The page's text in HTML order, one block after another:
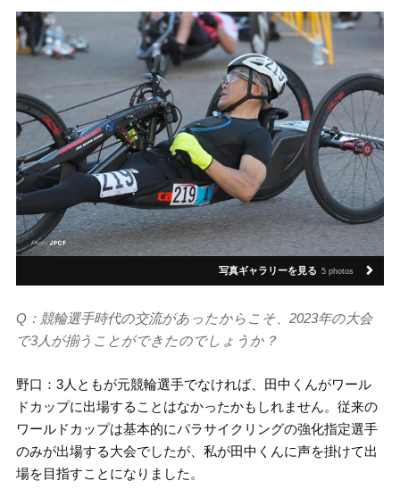
写真ギャラリーを見る 5 photos
Q：競輪選手時代の交流があったからこそ、2023年の大会
で3人が揃うことができたのでしょうか？
野口：3人ともが元競輪選手でなければ、田中くんがワール
ドカップに出場することはなかったかもしれません。従来の
ワールドカップは基本的にパラサイクリングの強化指定選手
のみが出場する大会でしたが、私が田中くんに声を掛けて出
場を目指すことになりました。